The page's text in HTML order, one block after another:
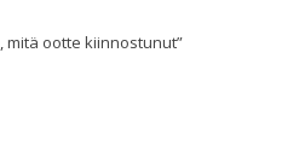
mitä ootte kiinnostunut”